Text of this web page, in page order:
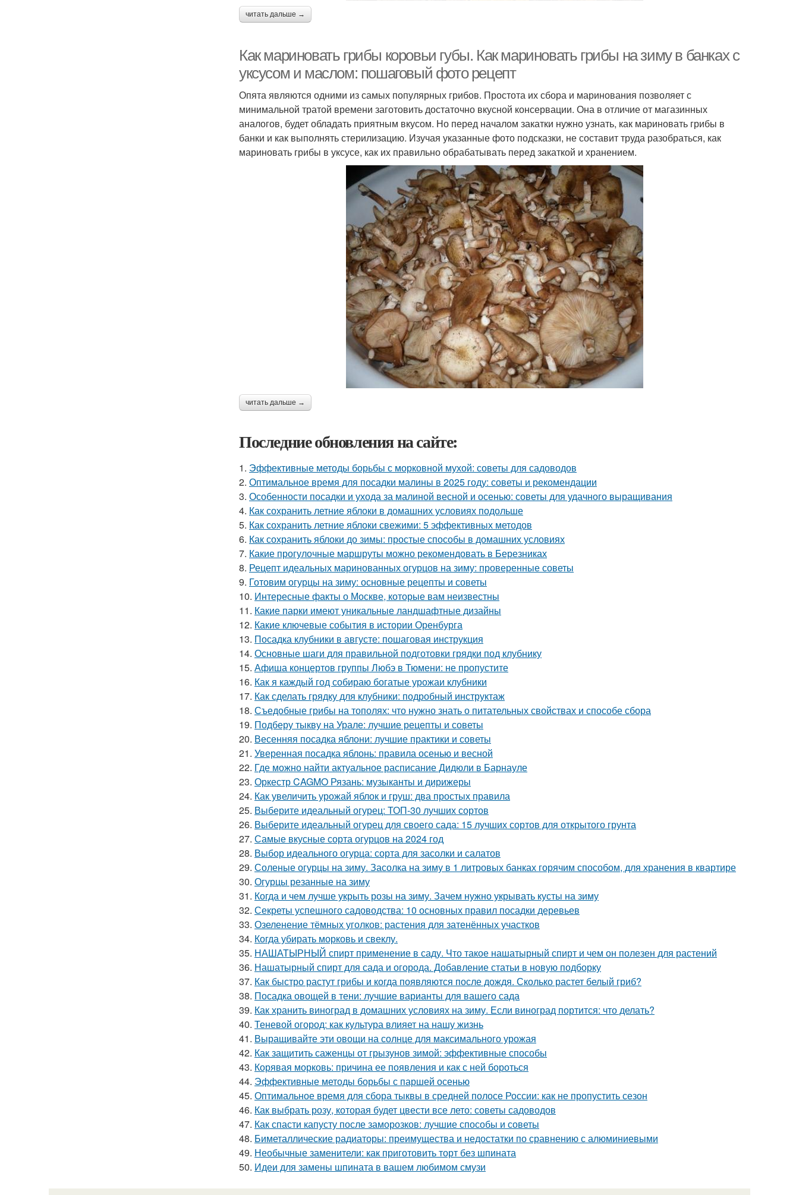
читать дальше →
Как мариновать грибы коровьи губы. Как мариновать грибы на зиму в банках с
уксусом и маслом: пошаговый фото рецепт
Опята являются одними из самых популярных грибов. Простота их сбора и маринования позволяет с
минимальной тратой времени заготовить достаточно вкусной консервации. Она в отличие от магазинных
аналогов, будет обладать приятным вкусом. Но перед началом закатки нужно узнать, как мариновать грибы в
банки и как выполнять стерилизацию. Изучая указанные фото подсказки, не составит труда разобраться, как
мариновать грибы в уксусе, как их правильно обрабатывать перед закаткой и хранением.
читать дальше →
Последние обновления на сайте:
1. Эффективные методы борьбы с морковной мухой: советы для садоводов
2. Оптимальное время для посадки малины в 2025 году: советы и рекомендации
3. Особенности посадки и ухода за малиной весной и осенью: советы для удачного выращивания
4. Как сохранить летние яблоки в домашних условиях подольше
5. Как сохранить летние яблоки свежими: 5 эффективных методов
6. Как сохранить яблоки до зимы: простые способы в домашних условиях
7. Какие прогулочные маршруты можно рекомендовать в Березниках
8. Рецепт идеальных маринованных огурцов на зиму: проверенные советы
9. Готовим огурцы на зиму: основные рецепты и советы
10. Интересные факты о Москве, которые вам неизвестны
11. Какие парки имеют уникальные ландшафтные дизайны
12. Какие ключевые события в истории Оренбурга
13. Посадка клубники в августе: пошаговая инструкция
14. Основные шаги для правильной подготовки грядки под клубнику
15. Афиша концертов группы Любэ в Тюмени: не пропустите
16. Как я каждый год собираю богатые урожаи клубники
17. Как сделать грядку для клубники: подробный инструктаж
18. Съедобные грибы на тополях: что нужно знать о питательных свойствах и способе сбора
19. Подберу тыкву на Урале: лучшие рецепты и советы
20. Весенняя посадка яблони: лучшие практики и советы
21. Уверенная посадка яблонь: правила осенью и весной
22. Где можно найти актуальное расписание Дидюли в Барнауле
23. Оркестр CAGMO Рязань: музыканты и дирижеры
24. Как увеличить урожай яблок и груш: два простых правила
25. Выберите идеальный огурец: ТОП-30 лучших сортов
26. Выберите идеальный огурец для своего сада: 15 лучших сортов для открытого грунта
27. Самые вкусные сорта огурцов на 2024 год
28. Выбор идеального огурца: сорта для засолки и салатов
29. Соленые огурцы на зиму. Засолка на зиму в 1 литровых банках горячим способом, для хранения в квартире
30. Огурцы резанные на зиму
31. Когда и чем лучше укрыть розы на зиму. Зачем нужно укрывать кусты на зиму
32. Секреты успешного садоводства: 10 основных правил посадки деревьев
33. Озеленение тёмных уголков: растения для затенённых участков
34. Когда убирать морковь и свеклу.
35. НАШАТЫРНЫЙ спирт применение в саду. Что такое нашатырный спирт и чем он полезен для растений
36. Нашатырный спирт для сада и огорода. Добавление статьи в новую подборку
37. Как быстро растут грибы и когда появляются после дождя. Сколько растет белый гриб?
38. Посадка овощей в тени: лучшие варианты для вашего сада
39. Как хранить виноград в домашних условиях на зиму. Если виноград портится: что делать?
40. Теневой огород: как культура влияет на нашу жизнь
41. Выращивайте эти овощи на солнце для максимального урожая
42. Как защитить саженцы от грызунов зимой: эффективные способы
43. Корявая морковь: причина ее появления и как с ней бороться
44. Эффективные методы борьбы с паршей осенью
45. Оптимальное время для сбора тыквы в средней полосе России: как не пропустить сезон
46. Как выбрать розу, которая будет цвести все лето: советы садоводов
47. Как спасти капусту после заморозков: лучшие способы и советы
48. Биметаллические радиаторы: преимущества и недостатки по сравнению с алюминиевыми
49. Необычные заменители: как приготовить торт без шпината
50. Идеи для замены шпината в вашем любимом смузи